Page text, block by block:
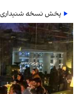
پخش نسخه شنیداری